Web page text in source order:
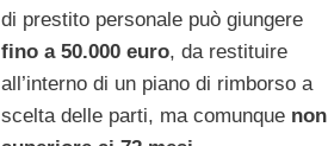
di prestito personale può giungere
fino a 50.000 euro, da restituire
all’interno di un piano di rimborso a
scelta delle parti, ma comunque non